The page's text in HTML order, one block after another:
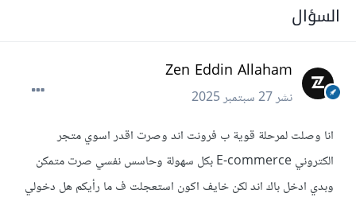
السؤال
Zen Eddin Allaham
نشر27 سبتمبر 2025
انا وصلت لمرحلة قوية ب فرونت اند وصرت اقدر اسوي متجر
الكتروني E-commerce بكل سهولة وحاسس نفسي صرت متمكن
وبدي ادخل باك اند لكن خايف اكون استعجلت ف ما رأيكم هل دخولي